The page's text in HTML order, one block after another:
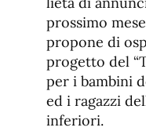
prossimo
propone di
progetto del
per i bambini
ed i ragazzi
inferiori.